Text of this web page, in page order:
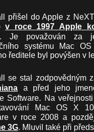
přišel do Apple z
v roce 1997 Apple
Je považován za
systému Mac
ředitele byl povýšen v
se stal zodpovědným
a před jeho
Software. Na
Mac OS X
v roce 2008 a
3G. Mluvil také při